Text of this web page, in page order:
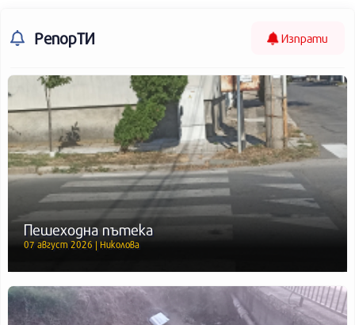
РепорТИ Изпрати
Пешеходна пътека
07 август 2026 | Николова